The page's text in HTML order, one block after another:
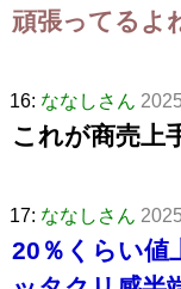
頑張ってるよ
16: ななしさん
これが商売上
17: ななしさん
20％くらい値